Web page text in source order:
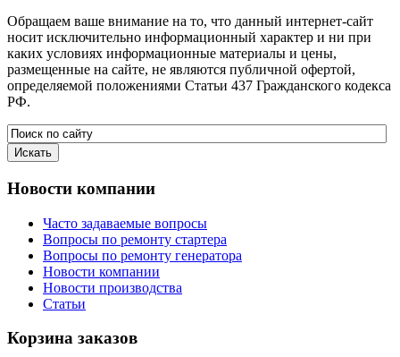
Обращаем ваше внимание на то, что данный интернет-сайт
носит исключительно информационный характер и ни при
каких условиях информационные материалы и цены,
размещенные на сайте, не являются публичной офертой,
определяемой положениями Статьи 437 Гражданского кодекса
РФ.
Новости компании
Часто задаваемые вопросы
Вопросы по ремонту стартера
Вопросы по ремонту генератора
Новости компании
Новости производства
Статьи
Корзина заказов